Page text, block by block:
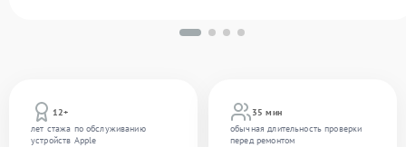
12+
лет стажа по обслуживанию
устройств Apple
35 мин
обычная длительность проверки
перед ремонтом